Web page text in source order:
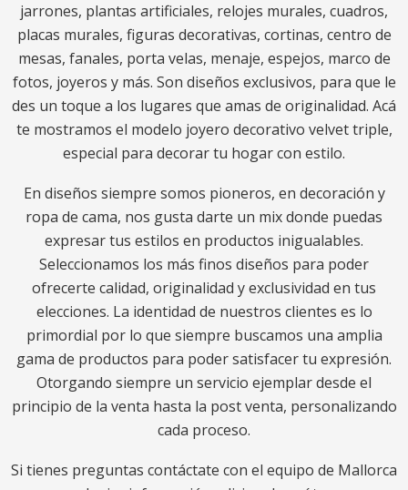
jarrones, plantas artificiales, relojes murales, cuadros,
placas murales, figuras decorativas, cortinas, centro de
mesas, fanales, porta velas, menaje, espejos, marco de
fotos, joyeros y más. Son diseños exclusivos, para que le
des un toque a los lugares que amas de originalidad. Acá
te mostramos el modelo joyero decorativo velvet triple,
especial para decorar tu hogar con estilo.
En diseños siempre somos pioneros, en decoración y
ropa de cama, nos gusta darte un mix donde puedas
expresar tus estilos en productos inigualables.
Seleccionamos los más finos diseños para poder
ofrecerte calidad, originalidad y exclusividad en tus
elecciones. La identidad de nuestros clientes es lo
primordial por lo que siempre buscamos una amplia
gama de productos para poder satisfacer tu expresión.
Otorgando siempre un servicio ejemplar desde el
principio de la venta hasta la post venta, personalizando
cada proceso.
Si tienes preguntas contáctate con el equipo de Mallorca